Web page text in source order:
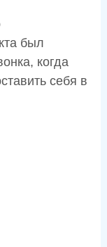
был
когда
себя в